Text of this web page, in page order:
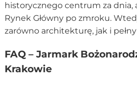
historycznego centrum za dnia,
Rynek Główny po zmroku.
zarówno architekturę, jak i
FAQ – Jarmark
Krakowie